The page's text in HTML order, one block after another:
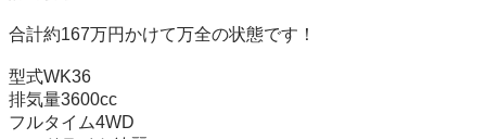
合計約167万円かけて万全の状態です！
型式WK36
排気量3600cc
フルタイム4WD